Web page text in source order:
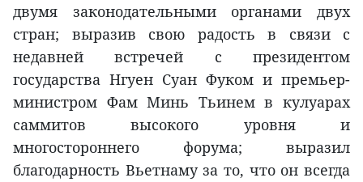
двумя законодательными органами двух
стран; выразив свою радость в связи с
недавней встречей с президентом
государства Нгуен Суан Фуком и премьер-
министром Фам Минь Тьинем в кулуарах
саммитов высокого уровня и
многостороннего форума; выразил
благодарность Вьетнаму за то, что он всегда